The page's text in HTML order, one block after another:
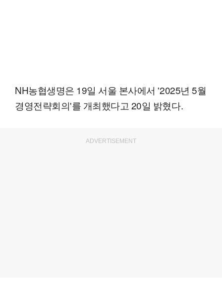
NH농협생명은 19일 서울 본사에서 '2025년 5월
경영전략회의'를 개최했다고 20일 밝혔다.
ADVERTISEMENT